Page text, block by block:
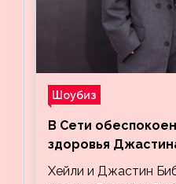
Шоубиз
В Сети
здоровья
видео, на котором
Хейли и Джастин